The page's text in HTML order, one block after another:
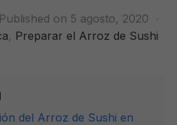
Published on 5 agosto, 2020
, Preparar el Arroz de Sushi
del Arroz de Sushi en